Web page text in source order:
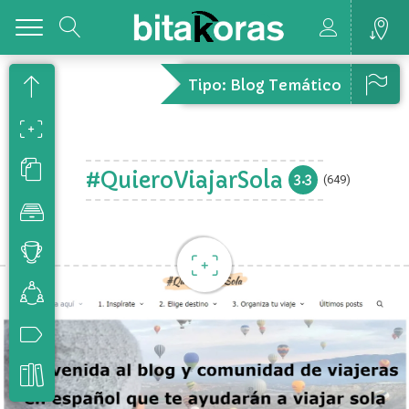
Tipo: Blog Temático
#QuieroViajarSola 3.3 (649)